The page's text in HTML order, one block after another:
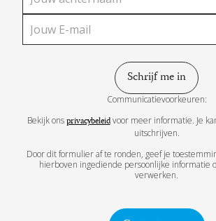
Communicatievoorkeuren:
Bekijk onsprivacybeleidvoor meer informatie. Je
uitschrijven.
Door dit formulier af te ronden, geef je
hierboven ingediende persoonlijke informatie
verwerken.